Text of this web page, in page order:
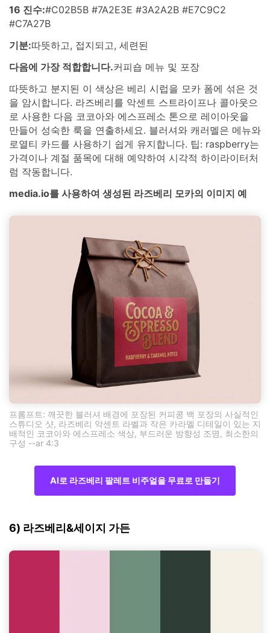
16 진수:#C02B5B #7A2E3E #3A2A2B #E7C9C2
#C7A27B
기분:따뜻하고, 접지되고, 세련된
다음에 가장 적합합니다.커피숍 메뉴 및 포장
따뜻하고 분지된 이 색상은 베리 시럽을 모카 폼에 섞은 것
을 암시합니다. 라즈베리를 악센트 스트라이프나 콜아웃으
로 사용한 다음 코코아와 에스프레소 톤으로 레이아웃을
만들어 성숙한 룩을 연출하세요. 블러셔와 캐러멜은 메뉴와
로열티 카드를 사용하기 쉽게 유지합니다. 팁: raspberry는
가격이나 계절 품목에 대해 예약하여 시각적 하이라이터처
럼 작동합니다.
media.io를 사용하여 생성된 라즈베리 모카의 이미지 예
프롬프트: 깨끗한 블러셔 배경에 포장된 커피콩 백 포장의 사실적인
스튜디오 샷, 라즈베리 악센트 라벨과 작은 카라멜 디테일이 있는 지
배적인 코코아와 에스프레소 색상, 부드러운 방향성 조명, 최소한의
구성 --ar 4:3
AI로 라즈베리 팔레트 비주얼을 무료로 만들기
6) 라즈베리&세이지 가든